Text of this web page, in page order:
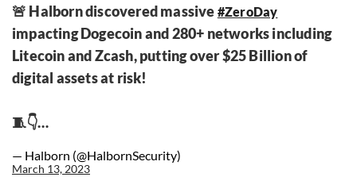
🚨 Halborn discovered massive #ZeroDay
impacting Dogecoin and 280+ networks including
Litecoin and Zcash, putting over $25 Billion of
digital assets at risk!
🧵👇…
— Halborn (@HalbornSecurity)
March 13, 2023